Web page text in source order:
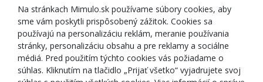
Zľavové kupóny
Blog
O predajcovi
Mimulo.sk
Obchodné podmienky
Na stránkach Mimulo.sk používame súbory cookies, aby
sme vám poskytli prispôsobený zážitok. Cookies sa
používajú na personalizáciu reklám, meranie používania
stránky, personalizáciu obsahu a pre reklamy a sociálne
médiá. Pred použitím týchto cookies vás požiadame o
súhlas. Kliknutím na tlačidlo „Prijať všetko“ vyjadrujete svoj